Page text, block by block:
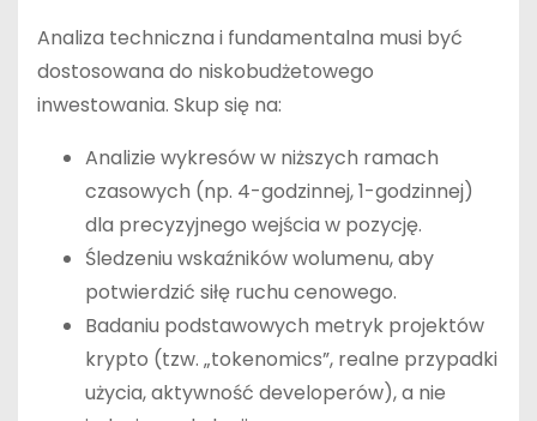
Analiza techniczna i fundamentalna musi być
dostosowana do niskobudżetowego
inwestowania. Skup się na:
Analizie wykresów w niższych ramach
czasowych (np. 4-godzinnej, 1-godzinnej)
dla precyzyjnego wejścia w pozycję.
Śledzeniu wskaźników wolumenu, aby
potwierdzić siłę ruchu cenowego.
Badaniu podstawowych metryk projektów
krypto (tzw. „tokenomics”, realne przypadki
użycia, aktywność developerów), a nie